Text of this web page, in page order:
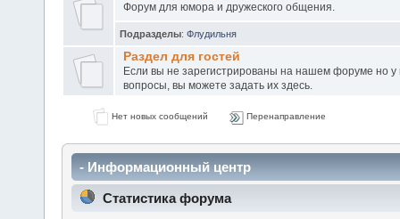
Форум для юмора и дружеского общения.
Подразделы: Флудильня
Раздел для гостей
Если вы не зарегистрированы на нашем форуме но у
вопросы, вы можете задать их здесь.
Нет новых сообщений Перенаправление
- Информационный центр
Статистика форума